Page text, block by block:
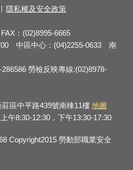
隱私權及安全政策
：(02)8995-6665
中區中心：(04)2255-0633 南
勞檢反映專線:(02)8978-
區中平路439號南棟11樓 地圖
午8:30-12:30，下午13:30-17:30
Copyright2015 勞動部職業安全